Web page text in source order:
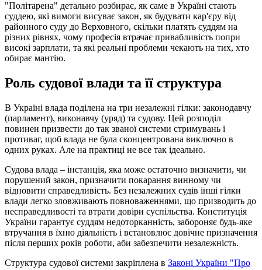
"Політарена" детально розбирає, як саме в Україні стають
суддею, які вимоги висуває закон, як будувати кар'єру від
районного суду до Верховного, скільки платять суддям на
різних рівнях, чому професія втрачає привабливість попри
високі зарплати, та які реальні проблеми чекають на тих, хто
обирає мантію.
Роль судової влади та її структура
В Україні влада поділена на три незалежні гілки: законодавчу
(парламент), виконавчу (уряд) та судову. Цей розподіл
повинен призвести до так званої системи стримувань і
противаг, щоб влада не була сконцентрована виключно в
одних руках. Але на практиці не все так ідеально.
Судова влада – інстанція, яка може остаточно визначити, чи
порушений закон, призначити покарання винному чи
відновити справедливість. Без незалежних судів інші гілки
влади легко зловживають повноваженнями, що призводить до
несправедливості та втрати довіри суспільства. Конституція
України гарантує суддям недоторканність, забороняє будь-яке
втручання в їхню діяльність і встановлює довічне призначення
після перших років роботи, аби забезпечити незалежність.
Структура судової системи закріплена в Законі України "Про